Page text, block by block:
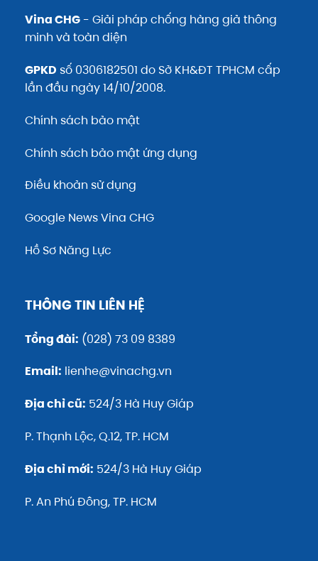
Vina CHG - Giải pháp chống hàng giả thông
minh và toàn diện
GPKD số 0306182501 do Sở KH&ĐT TPHCM cấp
lần đầu ngày 14/10/2008.
Chính sách bảo mật
Chính sách bảo mật ứng dụng
Điều khoản sử dụng
Google News Vina CHG
Hồ Sơ Năng Lực
THÔNG TIN LIÊN HỆ
Tổng đài: (028) 73 09 8389
Email: lienhe@vinachg.vn
Địa chỉ cũ: 524/3 Hà Huy Giáp
P. Thạnh Lộc, Q.12, TP. HCM
Địa chỉ mới: 524/3 Hà Huy Giáp
P. An Phú Đông, TP. HCM